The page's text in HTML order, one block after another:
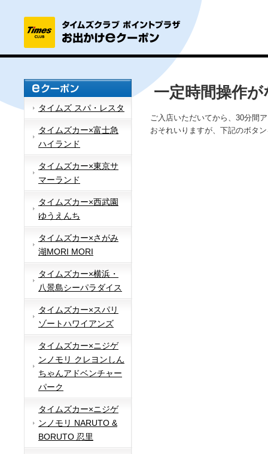
タイムズ スパ・レスタ
タイムズカー×富士急
ハイランド
タイムズカー×東京サ
マーランド
タイムズカー×西武園
ゆうえんち
タイムズカー×さがみ
湖MORI MORI
タイムズカー×横浜・
八景島シーパラダイス
タイムズカー×スパリ
ゾートハワイアンズ
タイムズカー×ニジゲ
ンノモリ クレヨンしん
ちゃんアドベンチャー
パーク
タイムズカー×ニジゲ
ンノモリ NARUTO &
BORUTO 忍里
一定時間操作
ご入店いただいてから、30分間
おそれいりますが、下記のボタ